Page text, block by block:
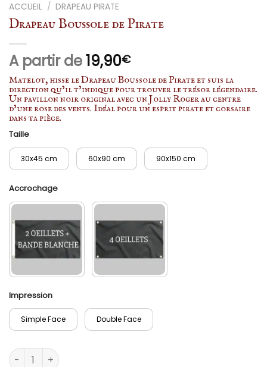
ACCUEIL / DRAPEAU PIRATE
Drapeau Boussole de Pirate
A partir de19,90€
Matelot, hisse le Drapeau Boussole de Pirate et suis la
direction qu’il t’indique pour trouver le trésor légendaire.
Un pavillon noir original avec un Jolly Roger au centre
d’une rose des vents. Idéal pour un esprit pirate et corsaire
dans ta pièce.
Taille
30x45 cm 60x90 cm 90x150 cm
Accrochage
Impression
Simple Face Double Face
quantité de Drapeau Boussole de Pirate